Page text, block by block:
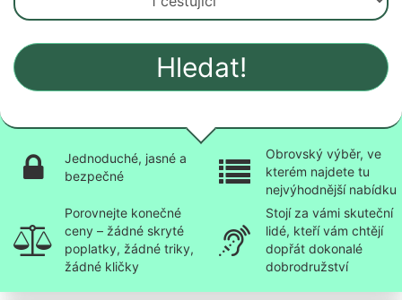
Hledat!
Jednoduché, jasné a
bezpečné
Obrovský výběr, ve
kterém najdete tu
nejvýhodnější nabídku
Porovnejte konečné
ceny – žádné skryté
poplatky, žádné triky,
žádné kličky
Stojí za vámi skuteční
lidé, kteří vám chtějí
dopřát dokonalé
dobrodružství